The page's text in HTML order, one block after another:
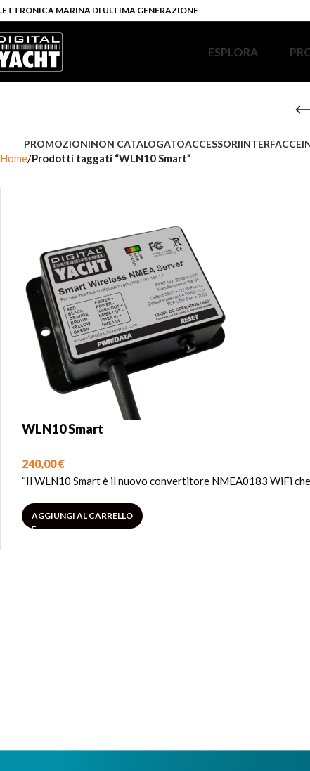
MARINA DI ULTIMA GENERAZIONE
ESPLORA
PROMOZIONINON CATALOGATOACCESSORIINTERFACCE
Home Prodotti taggati “WLN10 Smart”
WLN10 Smart
240,00€
“Il WLN10 Smart è il nuovo convertitore NMEA0183 WiFi
AGGIUNGI AL CARRELLO